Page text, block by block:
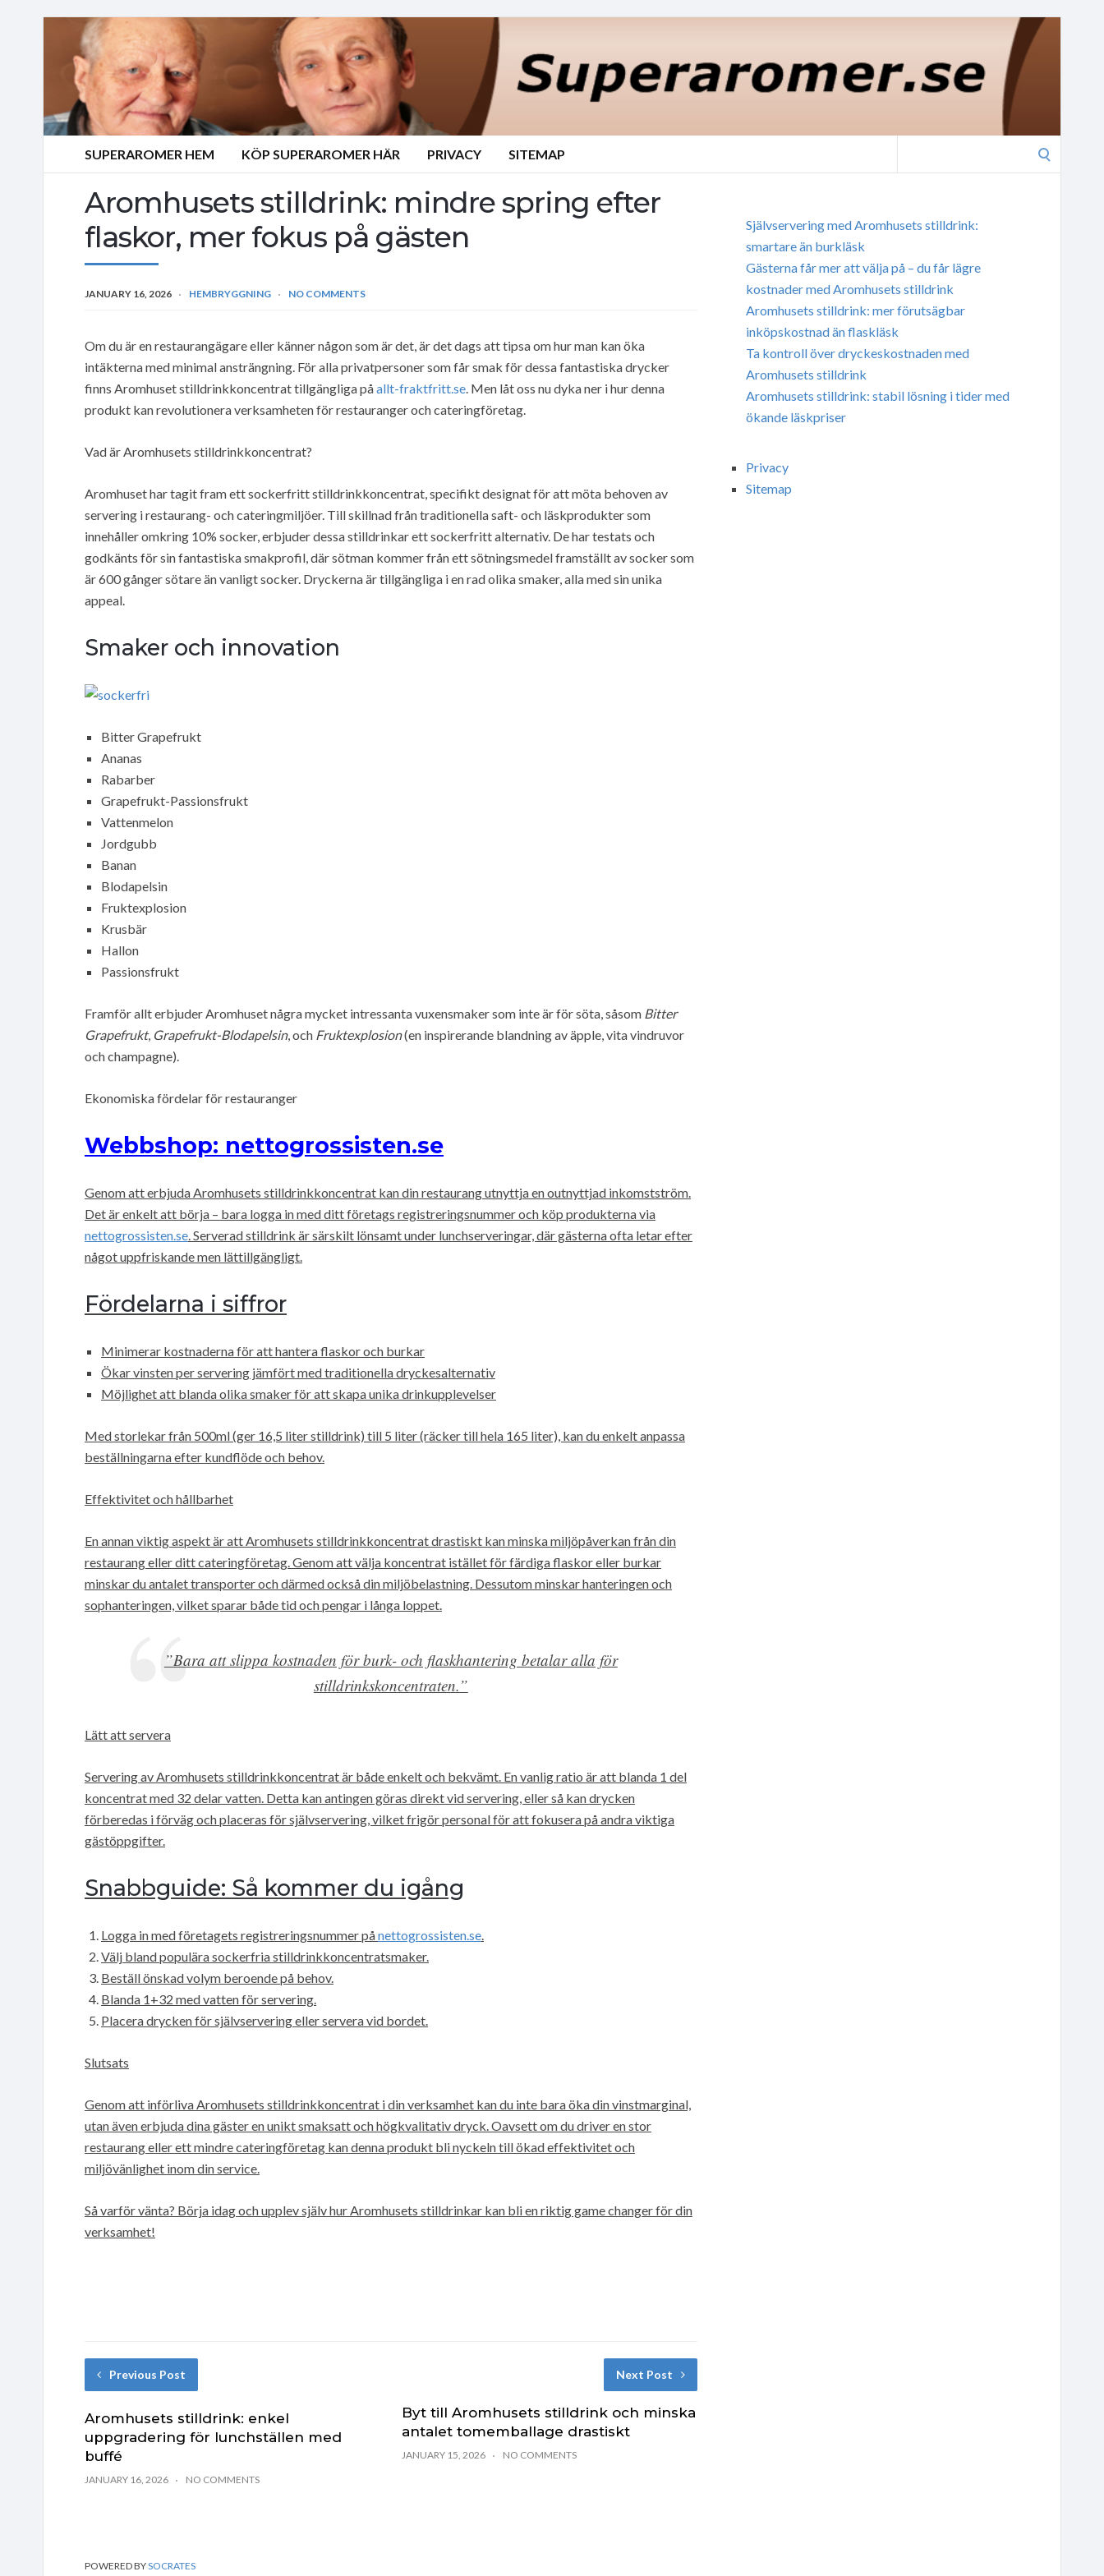
SUPERAROMER HEM KÖP SUPERAROMER HÄR PRIVACY SITEMAP
Aromhusets stilldrink: mindre spring efter
flaskor, mer fokus på gästen
JANUARY 16, 2026 HEMBRYGGNING NO COMMENTS
Om du är en restaurangägare eller känner någon som är det, är det dags att tipsa om hur man kan öka
intäkterna med minimal ansträngning. För alla privatpersoner som får smak för dessa fantastiska drycker
finns Aromhuset stilldrinkkoncentrat tillgängliga påallt-fraktfritt.se. Men låt oss nu dyka ner i hur denna
produkt kan revolutionera verksamheten för restauranger och cateringföretag.
Vad är Aromhusets stilldrinkkoncentrat?
Aromhuset har tagit fram ett sockerfritt stilldrinkkoncentrat, specifikt designat för att möta behoven av
servering i restaurang- och cateringmiljöer. Till skillnad från traditionella saft- och läskprodukter som
innehåller omkring 10% socker, erbjuder dessa stilldrinkar ett sockerfritt alternativ. De har testats och
godkänts för sin fantastiska smakprofil, där sötman kommer från ett sötningsmedel framställt av socker som
är 600 gånger sötare än vanligt socker. Dryckerna är tillgängliga i en rad olika smaker, alla med sin unika
appeal.
Smaker och innovation
Bitter Grapefrukt
Ananas
Rabarber
Grapefrukt-Passionsfrukt
Vattenmelon
Jordgubb
Banan
Blodapelsin
Fruktexplosion
Krusbär
Hallon
Passionsfrukt
Framför allt erbjuder Aromhuset några mycket intressanta vuxensmaker som inte är för söta, såsom Bitter
Grapefrukt, Grapefrukt-Blodapelsin, och Fruktexplosion(en inspirerande blandning av äpple, vita vindruvor
och champagne).
Ekonomiska fördelar för restauranger
Webbshop: nettogrossisten.se
Genom att erbjuda Aromhusets stilldrinkkoncentrat kan din restaurang utnyttja en outnyttjad inkomstström.
Det är enkelt att börja – bara logga in med ditt företags registreringsnummer och köp produkterna via
nettogrossisten.se. Serverad stilldrink är särskilt lönsamt under lunchserveringar, där gästerna ofta letar efter
något uppfriskande men lättillgängligt.
Fördelarna i siffror
Minimerar kostnaderna för att hantera flaskor och burkar
Ökar vinsten per servering jämfört med traditionella dryckesalternativ
Möjlighet att blanda olika smaker för att skapa unika drinkupplevelser
Med storlekar från 500ml (ger 16,5 liter stilldrink) till 5 liter (räcker till hela 165 liter), kan du enkelt anpassa
beställningarna efter kundflöde och behov.
Effektivitet och hållbarhet
En annan viktig aspekt är att Aromhusets stilldrinkkoncentrat drastiskt kan minska miljöpåverkan från din
restaurang eller ditt cateringföretag. Genom att välja koncentrat istället för färdiga flaskor eller burkar
minskar du antalet transporter och därmed också din miljöbelastning. Dessutom minskar hanteringen och
sophanteringen, vilket sparar både tid och pengar i långa loppet.
”Bara att slippa kostnaden för burk- och flaskhantering betalar alla för
stilldrinkskoncentraten.”
Lätt att servera
Servering av Aromhusets stilldrinkkoncentrat är både enkelt och bekvämt. En vanlig ratio är att blanda 1 del
koncentrat med 32 delar vatten. Detta kan antingen göras direkt vid servering, eller så kan drycken
förberedas i förväg och placeras för självservering, vilket frigör personal för att fokusera på andra viktiga
gästöppgifter.
Snabbguide: Så kommer du igång
Logga in med företagets registreringsnummer pånettogrossisten.se.
Välj bland populära sockerfria stilldrinkkoncentratsmaker.
Beställ önskad volym beroende på behov.
Blanda 1+32 med vatten för servering.
Placera drycken för självservering eller servera vid bordet.
Slutsats
Genom att införliva Aromhusets stilldrinkkoncentrat i din verksamhet kan du inte bara öka din vinstmarginal,
utan även erbjuda dina gäster en unikt smaksatt och högkvalitativ dryck. Oavsett om du driver en stor
restaurang eller ett mindre cateringföretag kan denna produkt bli nyckeln till ökad effektivitet och
miljövänlighet inom din service.
Så varför vänta? Börja idag och upplev själv hur Aromhusets stilldrinkar kan bli en riktig game changer för din
verksamhet!
Previous Post
Aromhusets stilldrink: enkel
uppgradering för lunchställen med
buffé
JANUARY 16, 2026 NO COMMENTS
Next Post
Byt till Aromhusets stilldrink och minska
antalet tomemballage drastiskt
JANUARY 15, 2026 NO COMMENTS
Självservering med Aromhusets stilldrink:
smartare än burkläsk
Gästerna får mer att välja på – du får lägre
kostnader med Aromhusets stilldrink
Aromhusets stilldrink: mer förutsägbar
inköpskostnad än flaskläsk
Ta kontroll över dryckeskostnaden med
Aromhusets stilldrink
Aromhusets stilldrink: stabil lösning i tider med
ökande läskpriser
Privacy
Sitemap
POWERED BYSOCRATES